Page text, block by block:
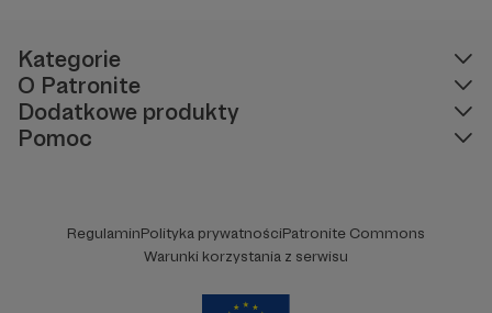
Rzeczypospolitej Polskiej (numer zgłoszenia:
Z.493850, numer prawa wyłącznego: )
Kategorie
O Patronite
Dodatkowe produkty
Pomoc
RegulaminPolityka prywatnościPatronite Commons
Warunki korzystania z serwisu